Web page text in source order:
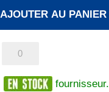
AJOUTER AU PANIER
fournisseur.